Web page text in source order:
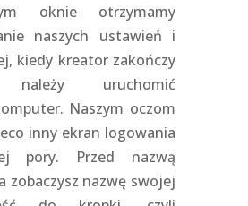
oknie otrzymamy
naszych ustawień i
kiedy kreator zakończy
należy uruchomić
Naszym oczom
inny ekran logowania
pory. Przed nazwą
zobaczysz nazwę swojej